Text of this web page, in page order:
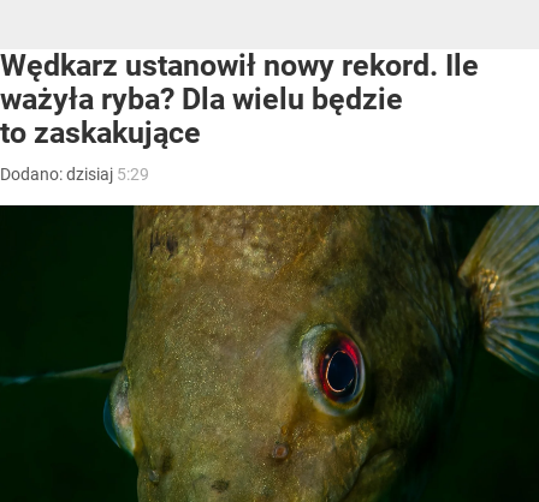
Wędkarz ustanowił nowy rekord. Ile
ważyła ryba? Dla wielu będzie
to zaskakujące
Dodano:dzisiaj 5:29